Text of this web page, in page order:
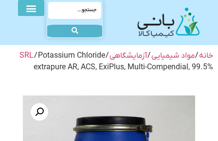
خانه/مواد شیمیایی/آزمایشگاهی/
SRL/ Potassium Chloride
extrapure AR, ACS, ExiPlus, Multi-Compendial, 99.5%